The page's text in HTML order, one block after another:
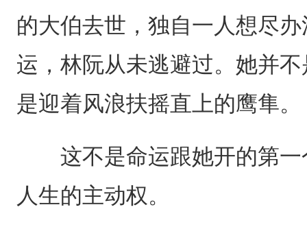
的大伯去世，独自一人想尽
运，林阮从未逃避过。她并
是迎着风浪扶摇直上的鹰隼。
这不是命运跟她开的第一
人生的主动权。